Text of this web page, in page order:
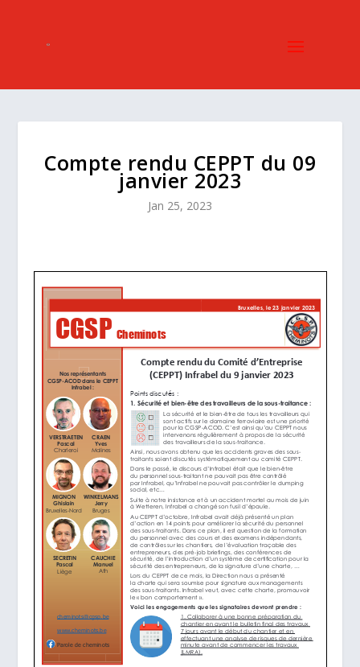
Compte rendu CEPPT du 09
janvier 2023
Jan 25, 2023